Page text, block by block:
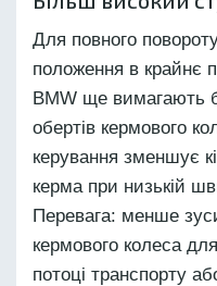
Для повного
положення в крайнє
BMW ще вимагають
обертів кермового
керування зменшує
керма при низькій
Перевага: менше
кермового колеса
потоці транспорту